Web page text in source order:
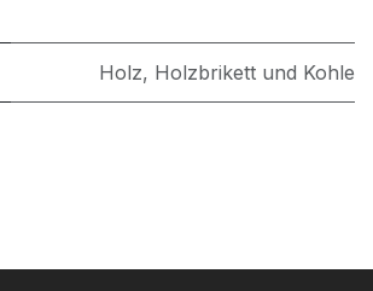
Holz, Holzbrikett und Kohle